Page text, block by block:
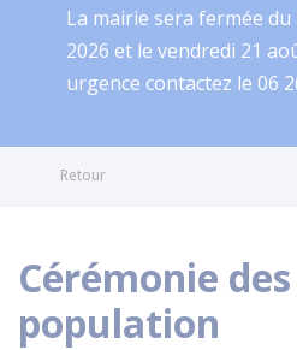
La mairie sera fermée
2026 et le vendredi 21
urgence contactez le 06
Retour
Cérémonie
population